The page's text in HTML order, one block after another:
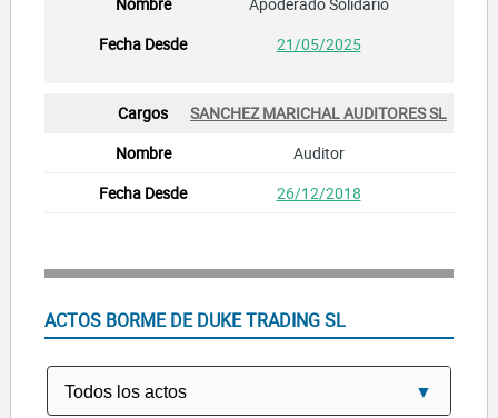
21/05/2025
SANCHEZ MARICHAL AUDITORES SL
Auditor
26/12/2018
ACTOS BORME DE DUKE TRADING SL